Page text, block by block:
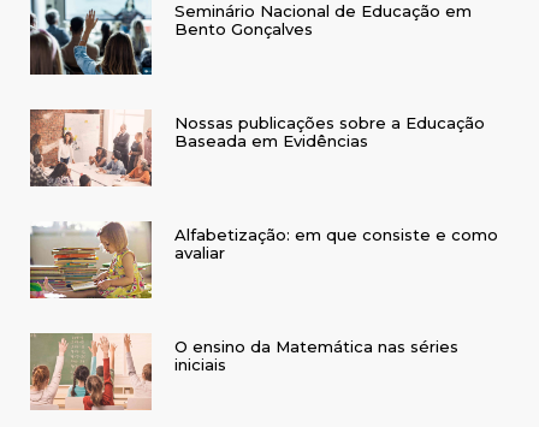
Seminário Nacional de Educação em
Bento Gonçalves
Nossas publicações sobre a Educação
Baseada em Evidências
Alfabetização: em que consiste e como
avaliar
O ensino da Matemática nas séries
iniciais